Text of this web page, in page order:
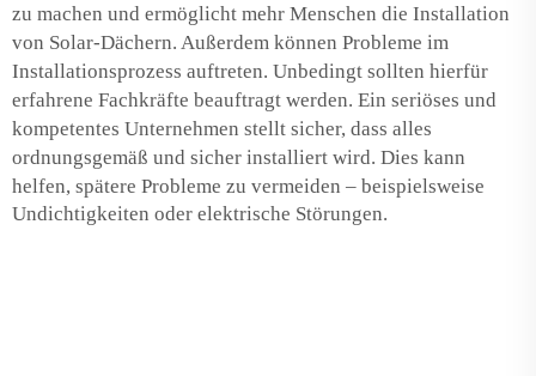
zu machen und ermöglicht mehr Menschen die Installation
von Solar-Dächern. Außerdem können Probleme im
Installationsprozess auftreten. Unbedingt sollten hierfür
erfahrene Fachkräfte beauftragt werden. Ein seriöses und
kompetentes Unternehmen stellt sicher, dass alles
ordnungsgemäß und sicher installiert wird. Dies kann
helfen, spätere Probleme zu vermeiden – beispielsweise
Undichtigkeiten oder elektrische Störungen.